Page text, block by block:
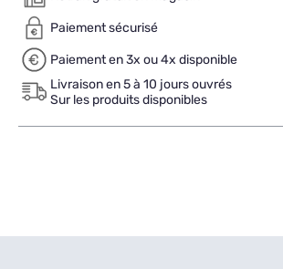
Paiement sécurisé
Paiement en 3x ou 4x disponible
Livraison en 5 à 10 jours ouvrés
Sur les produits disponibles